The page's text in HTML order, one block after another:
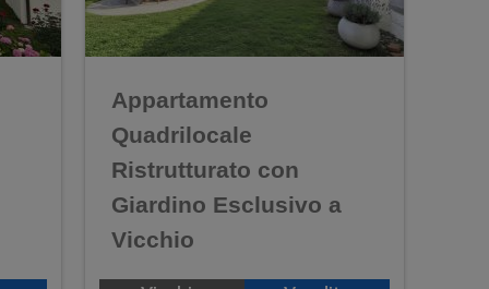
Appartamento
Quadrilocale
Ristrutturato con
Giardino Esclusivo a
Vicchio